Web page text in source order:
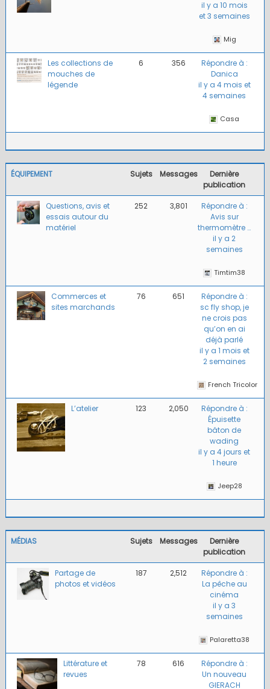
il y a 10 mois
et 3 semaines
Mig
Les collections de
mouches de
légende
6 356
Répondre à :
Danica
il y a 4 mois et
4 semaines
Casa
ÉQUIPEMENT Sujets Messages
Dernière
publication
Questions, avis et
essais autour du
matériel
252 3,801
Répondre à :
Avis sur
thermomètre …
il y a 2
semaines
Timtim38
Commerces et
sites marchands
76 651
Répondre à :
sc fly shop, je
ne crois pas
qu’on en ai
déjà parlé
il y a 1 mois et
2 semaines
French Tricolor
L’atelier 123 2,050
Répondre à :
Épuisette
bâton de
wading
il y a 4 jours et
1 heure
Jeep28
MÉDIAS Sujets Messages
Dernière
publication
Partage de
photos et vidéos
187 2,512
Répondre à :
La pêche au
cinéma
il y a 3
semaines
Palaretta38
Littérature et
revues
78 616
Répondre à :
Un nouveau
GIERACH